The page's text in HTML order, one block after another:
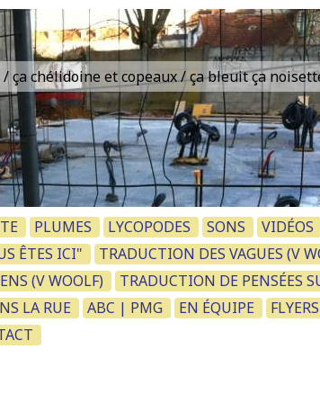
ça chélidoine et copeaux / ça bleuit ça
PLUMES LYCOPODES SONS VIDÉOS
ÊTES ICI"
TRADUCTION DES VAGUES (V
(V WOOLF)
TRADUCTION DE PENSÉES
LA RUE ABC | PMG EN ÉQUIPE FLYERS